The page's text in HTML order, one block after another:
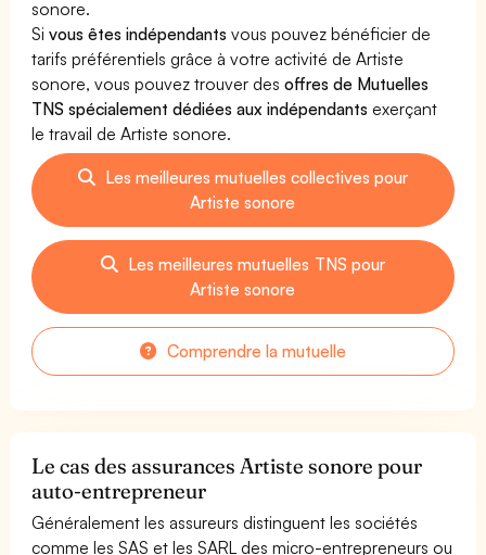
sonore.
Sivous êtes indépendants vous pouvez bénéficier de
tarifs préférentiels grâce à votre activité de Artiste
sonore, vous pouvez trouver desoffres de Mutuelles
TNS spécialement dédiées aux indépendants exerçant
le travail de Artiste sonore.
Les meilleures mutuelles collectives pour
Artiste sonore
Les meilleures mutuelles TNS pour
Artiste sonore
Comprendre la mutuelle
Le cas des assurances Artiste sonore pour
auto-entrepreneur
Généralement les assureurs distinguent les sociétés
comme les SAS et les SARL des micro-entrepreneurs ou